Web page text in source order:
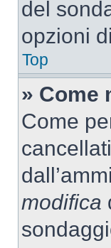
del
opzioni
Top
» Come
Come
modifica